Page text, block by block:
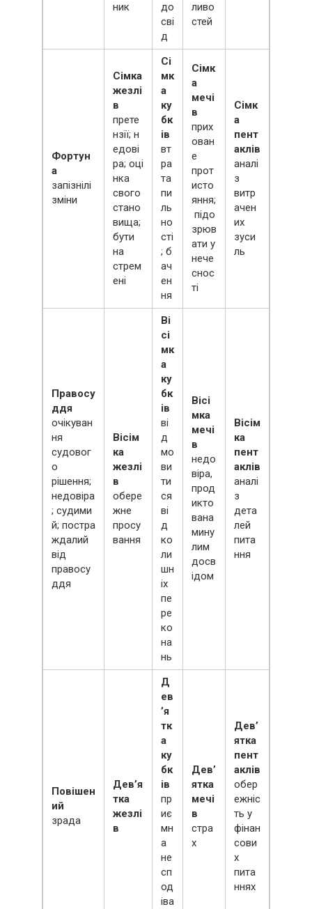
ник
до
сві
д
ливо
стей
Фортун
а
запізнілі
зміни
Сімка
жезлі
в
прете
нзії; н
едові
ра; оці
нка
свого
стано
вища;
бути
на
стрем
ені
Сі
мк
а
ку
бк
ів
вт
ра
та
пи
ль
но
сті
; б
ач
ен
ня
Сімк
а
мечі
в
прих
ован
е
прот
исто
яння;
підо
зрюв
ати у
нече
снос
ті
Сімк
а
пент
аклів
аналі
з
витр
ачен
их
зуси
ль
Правосу
ддя
очікуван
ня
судовог
о
рішення;
недовіра
; судими
й; постра
ждалий
від
правосу
ддя
Вісім
ка
жезлі
в
обере
жне
просу
вання
Ві
сі
мк
а
ку
бк
ів
ві
д
мо
ви
ти
ся
ві
д
ко
ли
шн
іх
пе
ре
ко
на
нь
Вісі
мка
мечі
в
недо
віра,
прод
икто
вана
мину
лим
досв
ідом
Вісім
ка
пент
аклів
аналі
з
дета
лей
пита
ння
Повішен
ий
зрада
Дев’я
тка
жезлі
в
Д
ев
’я
тк
а
ку
бк
ів
пр
иє
мн
а
не
сп
од
іва
Дев’
ятка
мечі
в
стра
х
Дев’
ятка
пент
аклів
обер
ежніс
ть у
фінан
сови
х
пита
ннях